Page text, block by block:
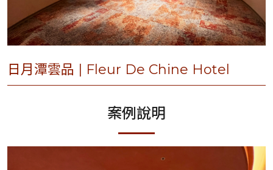
日月潭雲品 | Fleur De Chine Hotel
案例說明